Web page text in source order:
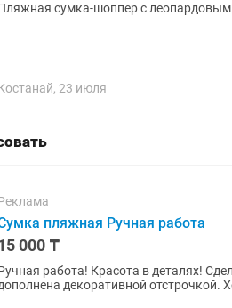
сумка-шоппер с леопардовым
23 июля
пляжная Ручная работа
000 ₸
работа! Красота в деталях!
декоративной